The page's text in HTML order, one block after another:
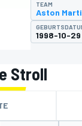
TEAM
Aston
1998-10-29
Stroll